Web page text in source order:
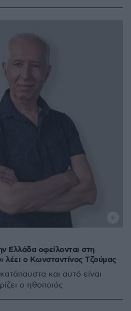
Ελλάδα οφείλονται στη
λέει ο Κωνσταντίνος Τζούμας
και αυτό είναι
ο ηθοποιός